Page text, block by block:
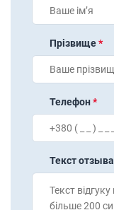
Прізвище*
Телефон*
Текст отзыва